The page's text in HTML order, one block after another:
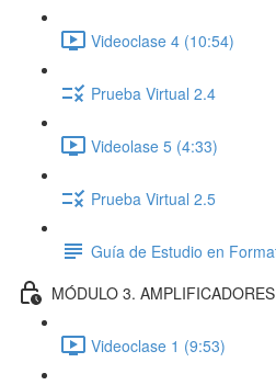
Videoclase 4 (10:54)
Prueba Virtual 2.4
Videolase 5 (4:33)
Prueba Virtual 2.5
Guía de Estudio en
MÓDULO 3.
Videoclase 1 (9:53)